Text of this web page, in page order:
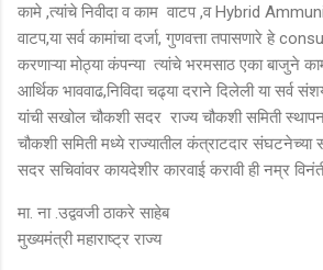
कामे ,त्यांचे निवीदा व काम वाटप ,व Hybrid
वाटप,या सर्व कामांचा दर्जा, गुणवत्ता तपासणारे हे
करणाऱ्या मोठ्या कंपन्या त्यांचे भरमसाठ एका बाजुने
आर्थिक भाववाढ,निविदा चढ्या दराने दिलेली या सर्व
यांची सखोल चौकशी सदर राज्य चौकशी समिती
चौकशी समिती मध्ये राज्यातील कंत्राटदार
सदर सचिवांवर कायदेशीर कारवाई करावी ही नम्र
मा. ना .उद्ववजी ठाकरे साहेब
मुख्यमंत्री महाराष्ट्र राज्य